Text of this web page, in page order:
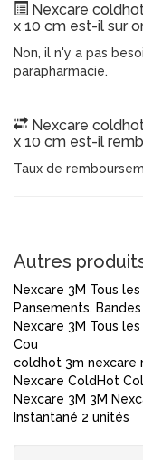
Nexcare
x 10 cm est-il sur
Non, il n'y a pas
parapharmacie.
Nexcare
x 10 cm est-il
Taux de
Autres
Nexcare 3M Tous
Pansements,
Nexcare 3M Tous
Cou
coldhot 3m nexcare
Nexcare ColdHot
Nexcare 3M 3M
Instantané 2 unités